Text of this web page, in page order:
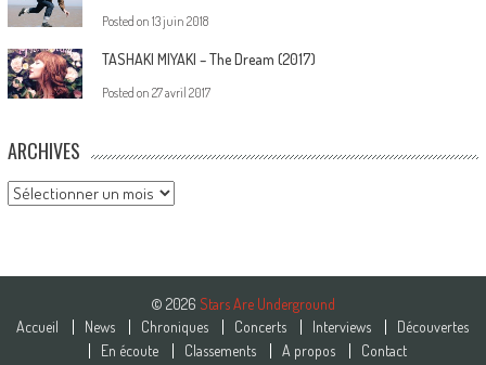
Posted on 13 juin 2018
TASHAKI MIYAKI – The Dream (2017)
Posted on 27 avril 2017
ARCHIVES
Archives
© 2026 Stars Are Underground
Accueil
News Chroniques Concerts Interviews
Découvertes
En écoute
Classements A propos Contact